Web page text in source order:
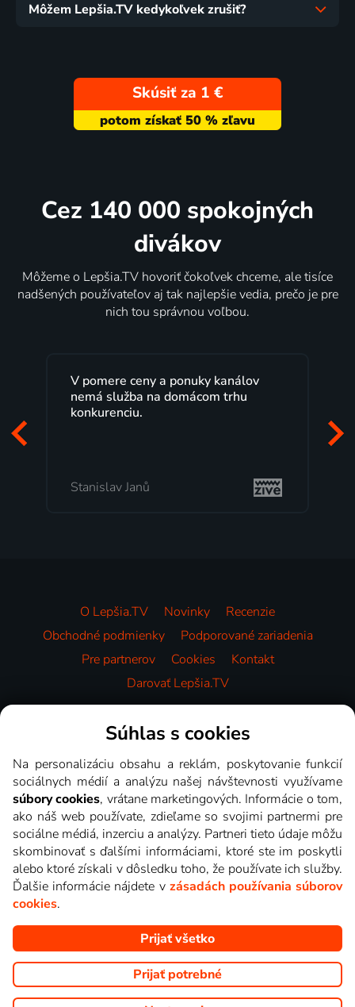
Môžem Lepšia.TV kedykoľvek zrušiť?
Skúsiť za 1 €
Cez 140 000 spokojných
divákov
Môžeme o Lepšia.TV hovoriť čokoľvek chceme, ale tisíce
nadšených používateľov aj tak najlepšie vedia, prečo je pre
nich tou správnou voľbou.
Lepšia.TV sledujem už niekoľko
rokov s maximálnou spokojnosťou.
Veľký výber programov a možnosť
Milada Tomešová
O Lepšia.TV Novinky
Recenzie
Obchodné podmienky
Podporované zariadenia
Pre partnerov
Cookies
Kontakt
Darovať Lepšia.TV
Videotéka
Copyright © goNET s.r.o. Na tomto webe sú zobrazované obrázky
z relácií TV staníc, ktoré môžete sledovať v Lepšia.TV.
Súhlas s cookies
Na personalizáciu obsahu a reklám, poskytovanie funkcií
sociálnych médií a analýzu našej návštevnosti využívame
súbory cookies, vrátane marketingových. Informácie o tom,
ako náš web používate, zdieľame so svojimi partnermi pre
sociálne médiá, inzerciu a analýzy. Partneri tieto údaje môžu
skombinovať s ďalšími informáciami, ktoré ste im poskytli
alebo ktoré získali v dôsledku toho, že používate ich služby.
Ďalšie informácie nájdete v zásadách používania súborov
cookies.
Prijať všetko
Prijať potrebné